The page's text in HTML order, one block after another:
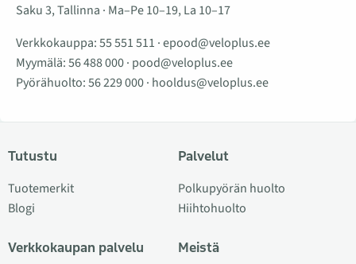
Saku 3, Tallinna · Ma–Pe 10–19, La 10–17
Verkkokauppa:55 551 511 ·epood@veloplus.ee
Myymälä:56 488 000· pood@veloplus.ee
Pyörähuolto:56 229 000· hooldus@veloplus.ee
Tutustu
Tuotemerkit
Blogi
Verkkokaupan palvelu
Palvelut
Polkupyörän huolto
Hiihtohuolto
Meistä